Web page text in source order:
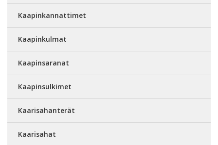
Kaapinkannattimet
Kaapinkulmat
Kaapinsaranat
Kaapinsulkimet
Kaarisahanterät
Kaarisahat